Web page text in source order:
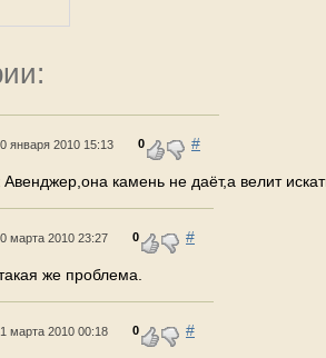
января 2010 15:13 0 #
камень не даёт,а велит
марта 2010 23:27 0 #
же проблема.
марта 2010 00:18 0 #